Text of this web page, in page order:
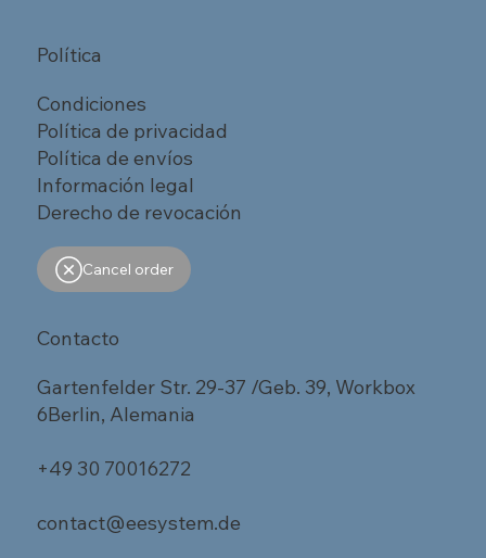
Política
Condiciones
Política de privacidad
Política de envíos
Información legal
Derecho de revocación
Cancel order
Contacto
Gartenfelder Str. 29-37 /Geb. 39, Workbox
6Berlin, Alemania
+49 30 70016272
contact@eesystem.de